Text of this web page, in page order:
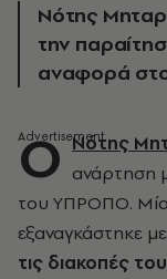
Νότης
την
αναφορά
Ο Νότης
ανάρτηση
του ΥΠΡΟΠΟ. Μία
εξαναγκάστηκε
τις διακοπές